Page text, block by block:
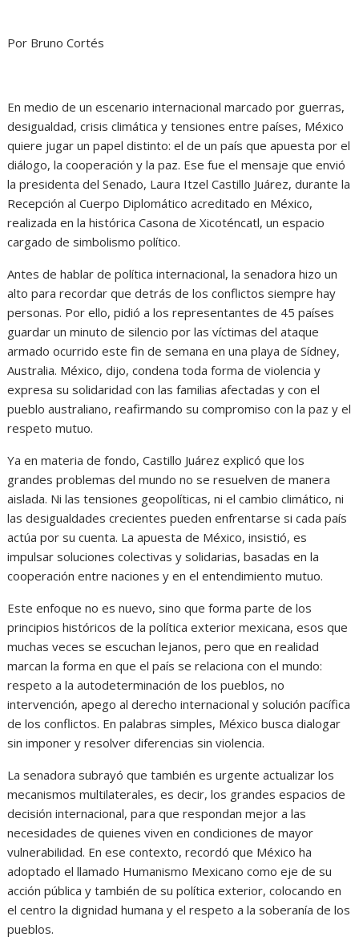
Por Bruno Cortés
En medio de un escenario internacional marcado por guerras,
desigualdad, crisis climática y tensiones entre países, México
quiere jugar un papel distinto: el de un país que apuesta por el
diálogo, la cooperación y la paz. Ese fue el mensaje que envió
la presidenta del Senado, Laura Itzel Castillo Juárez, durante la
Recepción al Cuerpo Diplomático acreditado en México,
realizada en la histórica Casona de Xicoténcatl, un espacio
cargado de simbolismo político.
Antes de hablar de política internacional, la senadora hizo un
alto para recordar que detrás de los conflictos siempre hay
personas. Por ello, pidió a los representantes de 45 países
guardar un minuto de silencio por las víctimas del ataque
armado ocurrido este fin de semana en una playa de Sídney,
Australia. México, dijo, condena toda forma de violencia y
expresa su solidaridad con las familias afectadas y con el
pueblo australiano, reafirmando su compromiso con la paz y el
respeto mutuo.
Ya en materia de fondo, Castillo Juárez explicó que los
grandes problemas del mundo no se resuelven de manera
aislada. Ni las tensiones geopolíticas, ni el cambio climático, ni
las desigualdades crecientes pueden enfrentarse si cada país
actúa por su cuenta. La apuesta de México, insistió, es
impulsar soluciones colectivas y solidarias, basadas en la
cooperación entre naciones y en el entendimiento mutuo.
Este enfoque no es nuevo, sino que forma parte de los
principios históricos de la política exterior mexicana, esos que
muchas veces se escuchan lejanos, pero que en realidad
marcan la forma en que el país se relaciona con el mundo:
respeto a la autodeterminación de los pueblos, no
intervención, apego al derecho internacional y solución pacífica
de los conflictos. En palabras simples, México busca dialogar
sin imponer y resolver diferencias sin violencia.
La senadora subrayó que también es urgente actualizar los
mecanismos multilaterales, es decir, los grandes espacios de
decisión internacional, para que respondan mejor a las
necesidades de quienes viven en condiciones de mayor
vulnerabilidad. En ese contexto, recordó que México ha
adoptado el llamado Humanismo Mexicano como eje de su
acción pública y también de su política exterior, colocando en
el centro la dignidad humana y el respeto a la soberanía de los
pueblos.